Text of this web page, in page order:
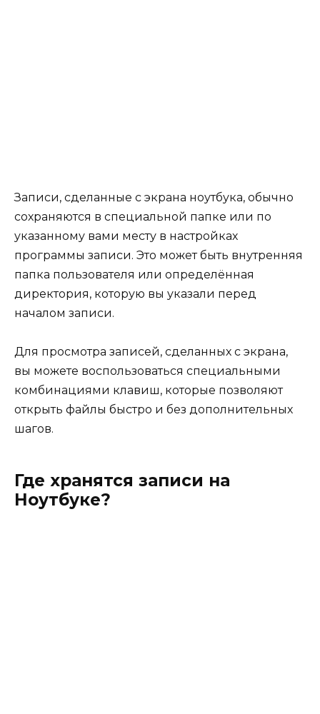
Записи, сделанные с экрана ноутбука, обычно
сохраняются в специальной папке или по
указанному вами месту в настройках
программы записи. Это может быть внутренняя
папка пользователя или определённая
директория, которую вы указали перед
началом записи.
Для просмотра записей, сделанных с экрана,
вы можете воспользоваться специальными
комбинациями клавиш, которые позволяют
открыть файлы быстро и без дополнительных
шагов.
Где хранятся записи на
Ноутбуке?